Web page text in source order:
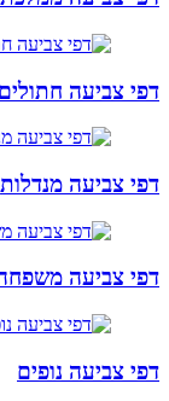
דפי צביעה חתולים
דפי צביעה מנדלות
דפי צביעה
דפי צביעה נופים